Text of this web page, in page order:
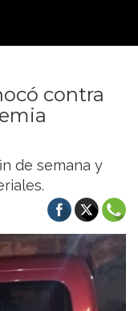
contra
de semana y